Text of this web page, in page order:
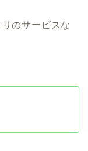
のサービスな